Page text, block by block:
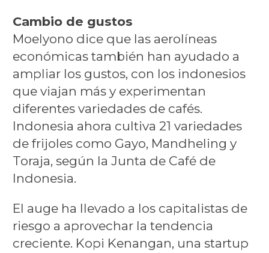
Cambio de gustos
Moelyono dice que las aerolíneas
económicas también han ayudado a
ampliar los gustos, con los indonesios
que viajan más y experimentan
diferentes variedades de cafés.
Indonesia ahora cultiva 21 variedades
de frijoles como Gayo, Mandheling y
Toraja, según la Junta de Café de
Indonesia.
El auge ha llevado a los capitalistas de
riesgo a aprovechar la tendencia
creciente. Kopi Kenangan, una startup